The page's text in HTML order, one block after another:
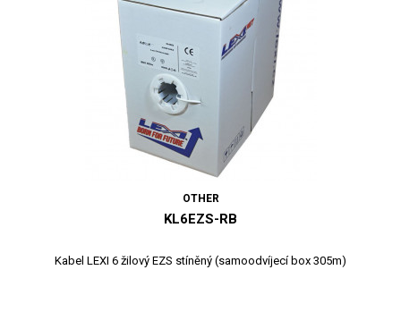
OTHER
KL6EZS-RB
Kabel LEXI 6 žilový EZS stíněný (samoodvíjecí box 305m)